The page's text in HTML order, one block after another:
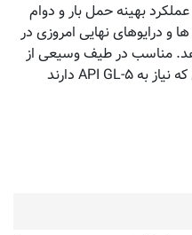
بهینه حمل بار و دوام
و درایوهای نهایی امروزی در
مناسب در طیف وسیعی از
دماهای عملیاتی، در گیربکس هایی که نیاز به API GL-۵ دارند